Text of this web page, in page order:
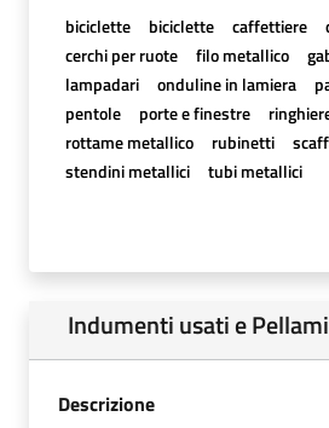
biciclette biciclette caffettiere
cerchi per ruote
filo metallico
lampadari
onduline in lamiera
pentole
porte e finestre
rottame metallico
rubinetti
stendini metallici
tubi metallici
Indumenti usati e Pellami
Descrizione